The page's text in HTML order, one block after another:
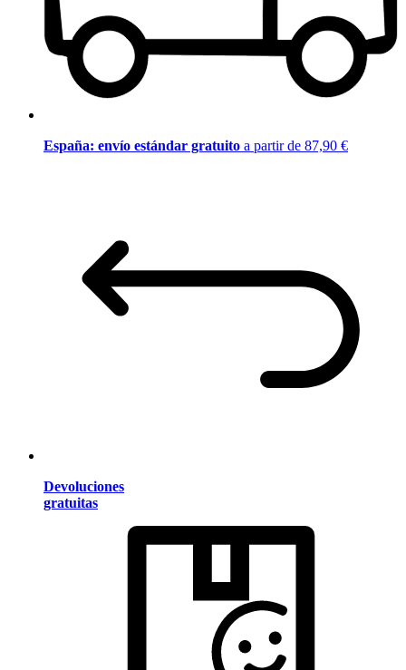
España: envío estándar gratuito a partir de 87,90 €
Devoluciones
gratuitas